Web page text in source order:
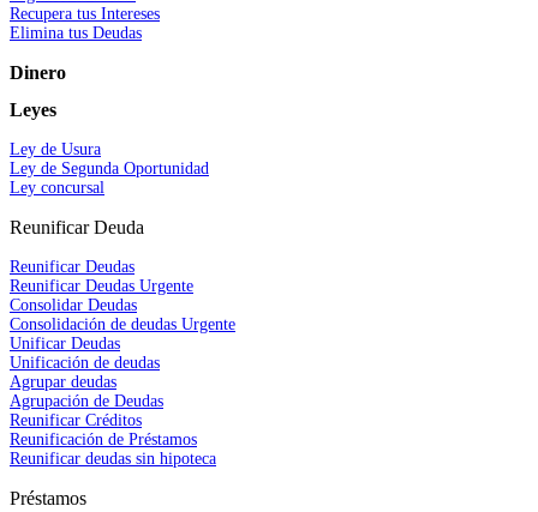
Recupera tus Intereses
Elimina tus Deudas
Dinero
Leyes
Ley de Usura
Ley de Segunda Oportunidad
Ley concursal
Reunificar Deuda
Reunificar Deudas
Reunificar Deudas Urgente
Consolidar Deudas
Consolidación de deudas Urgente
Unificar Deudas
Unificación de deudas
Agrupar deudas
Agrupación de Deudas
Reunificar Créditos
Reunificación de Préstamos
Reunificar deudas sin hipoteca
Préstamos